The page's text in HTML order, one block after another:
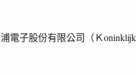
電子股份有限公司（Ｋoninklijke